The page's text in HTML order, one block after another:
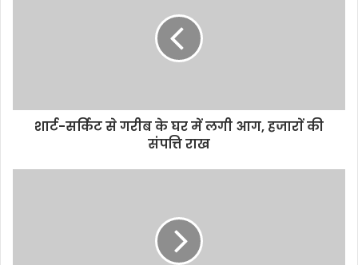
e
शार्ट-सर्किट से गरीब के घर में लगी आग, हजाराें की
संपत्ति राख